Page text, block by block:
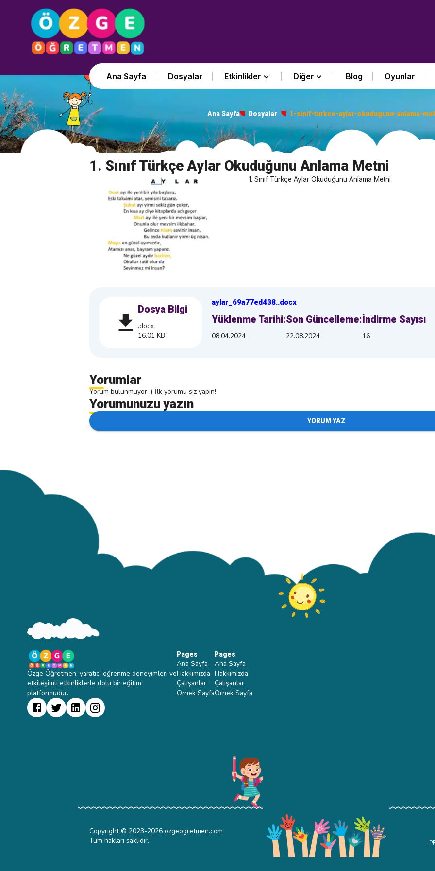
Ana Sayfa Dosyalar Etkinlikler Diğer Blog Oyunlar
Ana Sayfa Dosyalar 1-sinif-turkce-aylar-okudugunu-anlama-
1. Sınıf Türkçe Aylar Okuduğunu Anlama Metni
1. Sınıf Türkçe Aylar Okuduğunu Anlama Metni
Dosya Bilgi
.docx
16.01 KB
aylar_69a77ed438..docx
Yüklenme Tarihi:
08.04.2024
Son Güncelleme:
22.08.2024
İndirme Sayısı
16
Yorumlar
Yorum bulunmuyor :( İlk yorumu siz yapın!
Yorumunuzu yazın
YORUM YAZ
Özge Öğretmen, yaratıcı öğrenme deneyimleri ve
etkileşimli etkinliklerle dolu bir eğitim
platformudur.
Pages
Ana Sayfa
Hakkımızda
Çalışanlar
Ornek Sayfa
Pages
Ana Sayfa
Hakkımızda
Çalışanlar
Ornek Sayfa
Copyright © 2023-2026 ozgeogretmen.com
Tüm hakları saklıdır.